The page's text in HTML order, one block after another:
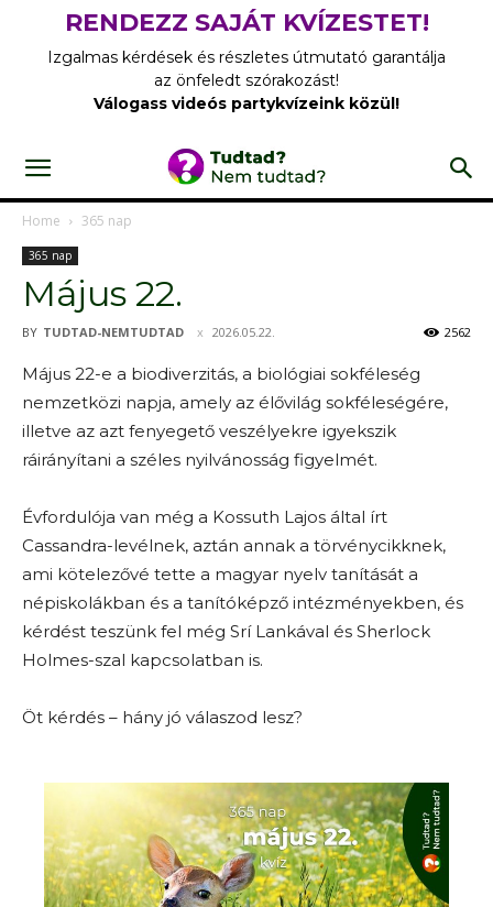
RENDEZZ SAJÁT KVÍZESTET!
Izgalmas kérdések és részletes útmutató garantálja
az önfeledt szórakozást!
Válogass videós partykvízeink közül!
Home 365 nap
365 nap
Május 22.
BY TUDTAD-NEMTUDTAD 2026.05.22. 2562
Május 22-e a biodiverzitás, a biológiai sokféleség
nemzetközi napja, amely az élővilág sokféleségére,
illetve az azt fenyegető veszélyekre igyekszik
ráirányítani a széles nyilvánosság figyelmét.
Évfordulója van még a Kossuth Lajos által írt
Cassandra-levélnek, aztán annak a törvénycikknek,
ami kötelezővé tette a magyar nyelv tanítását a
népiskolákban és a tanítóképző intézményekben, és
kérdést teszünk fel még Srí Lankával és Sherlock
Holmes-szal kapcsolatban is.
Öt kérdés – hány jó válaszod lesz?